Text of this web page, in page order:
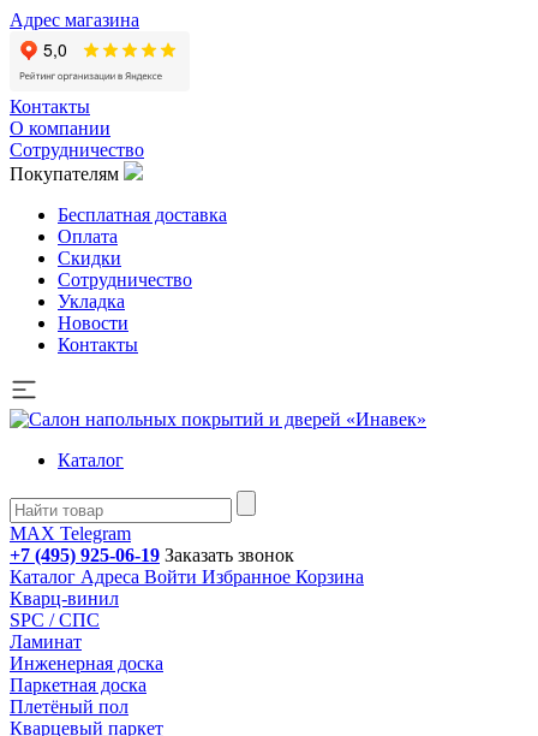
Адрес магазина
Контакты
О компании
Сотрудничество
Покупателям
Бесплатная доставка
Оплата
Скидки
Сотрудничество
Укладка
Новости
Контакты
Каталог
MAX Telegram
+7 (495) 925-06-19 Заказать звонок
Каталог Адреса Войти Избранное Корзина
Кварц-винил
SPC / СПС
Ламинат
Инженерная доска
Паркетная доска
Плетёный пол
Кварцевый паркет